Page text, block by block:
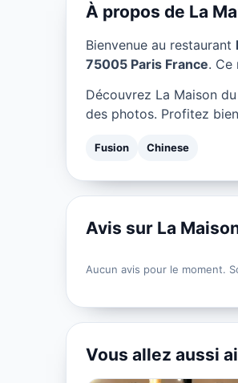
La
★ 4/5
À propos de La
Bienvenue au restaurant
75005 Paris France. Ce
Découvrez La Maison
des photos. Profitez
Fusion Chinese
Avis sur La
Aucun avis pour le moment.
Vous allez aussi